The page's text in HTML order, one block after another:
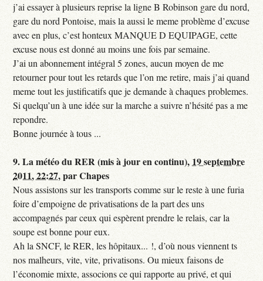
j’ai essayer à plusieurs reprise la ligne B Robinson gare du nord,
gare du nord Pontoise, mais la aussi le meme problème d’excuse
avec en plus, c’est honteux MANQUE D EQUIPAGE, cette
excuse nous est donné au moins une fois par semaine.
J’ai un abonnement intégral 5 zones, aucun moyen de me
retourner pour tout les retards que l’on me retire, mais j’ai quand
meme tout les justificatifs que je demande à chaques problemes.
Si quelqu’un à une idée sur la marche a suivre n’hésité pas a me
repondre.
Bonne journée à tous ...
9.La météo du RER (mis à jour en continu), 19 septembre
2011, 22:27,parChapes
Nous assistons sur les transports comme sur le reste à une furia
foire d’empoigne de privatisations de la part des uns
accompagnés par ceux qui espèrent prendre le relais, car la
soupe est bonne pour eux.
Ah la SNCF, le RER, les hôpitaux... !, d’où nous viennent ts
nos malheurs, vite, vite, privatisons. Ou mieux faisons de
l’économie mixte, associons ce qui rapporte au privé, et qui